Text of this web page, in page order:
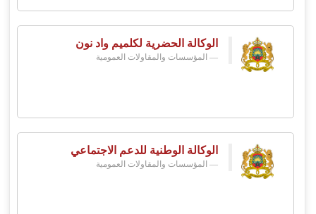
الوكالة الحضرية لكلميم واد نون
المؤسسات والمقاولات العمومية
الوكالة الوطنية للدعم الاجتماعي
المؤسسات والمقاولات العمومية